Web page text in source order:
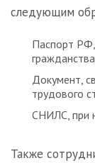
следующим
Паспорт РФ,
Документ,
трудового
СНИЛС, при
Также